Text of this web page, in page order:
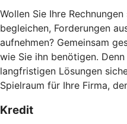
Wollen Sie Ihre
begleichen, Forderungen
aufnehmen? Gemeinsam
wie Sie ihn benötigen.
langfristigen Lösungen
Spielraum für Ihre Firma,
Kredit